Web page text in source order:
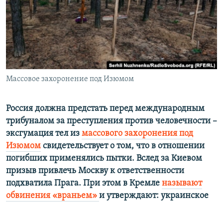
ПОБЕДИТЕЛЕЙ НЕ СУДЯТ?
КРЫМ.НЕПОКОРЕННЫЙ
ELIFBE
УКРАИНСКАЯ ПРОБЛЕМА КРЫМА
ПРИСОЕДИНЯЙТЕСЬ!
Все сайты RFE/RL
Массовое захоронение под Изюмом
Россия должна предстать перед международным
трибуналом за преступления против человечности –
эксгумация тел из массового захоронения под
Изюмом свидетельствует о том, что в отношении
погибших применялись пытки. Вслед за Киевом
призыв привлечь Москву к ответственности
подхватила Прага. При этом в Кремле называют
обвинения «враньем» и утверждают: украинское